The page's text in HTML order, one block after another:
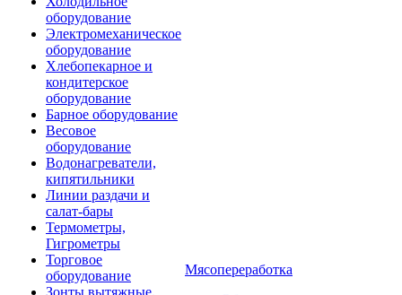
оборудование
Электромеханическое
оборудование
Хлебопекарное и
кондитерское
оборудование
Барное оборудование
Весовое
оборудование
Водонагреватели,
кипятильники
Линии раздачи и
салат-бары
Термометры,
Гигрометры
Торговое
оборудование
Зонты вытяжные,
Мясопереработка